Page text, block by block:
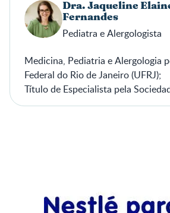
Dra. Jaqueline
Fernandes
Pediatra e Alergologista
Medicina, Pediatria e Alergologia
Federal do Rio de Janeiro (UFRJ);
Título de Especialista pela
Pediatria (SBP) e pela Associação